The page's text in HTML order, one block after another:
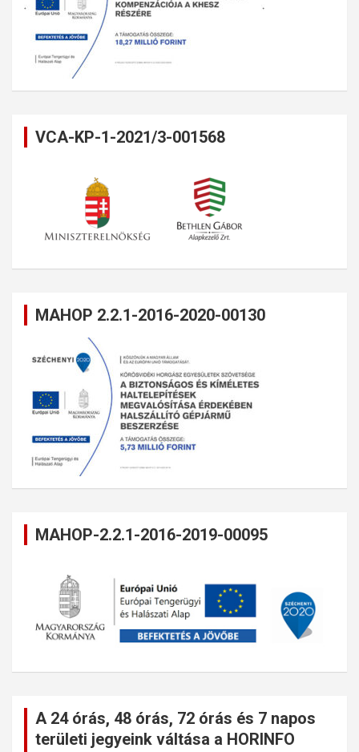
VCA-KP-1-2021/3-001568
MAHOP 2.2.1-2016-2020-00130
MAHOP-2.2.1-2016-2019-00095
A 24 órás, 48 órás, 72 órás és 7 napos
területi jegyeink váltása a HORINFO